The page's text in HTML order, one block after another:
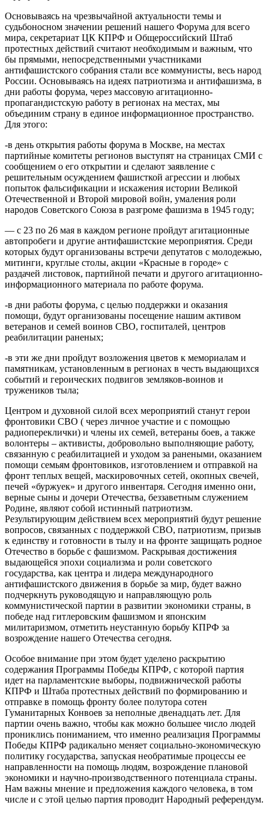
Основываясь на чрезвычайной актуальности темы и
судьбоносном значении решений нашего Форума для всего
мира, секретариат ЦК КПРФ и Общероссийский Штаб
протестных действий считают необходимым и важным, что
бы прямыми, непосредственными участниками
антифашистского собрания стали все коммунисты, весь народ
России. Основываясь на идеях патриотизма и антифашизма, в
дни работы форума, через массовую агитационно-
пропагандистскую работу в регионах на местах, мы
объединим страну в единое информационное пространство.
Для этого:
-в день открытия работы форума в Москве, на местах
партийные комитеты регионов выступят на страницах СМИ с
сообщением о его открытии и сделают заявление с
решительным осуждением фашисткой агрессии и любых
попыток фальсификации и искажения истории Великой
Отечественной и Второй мировой войн, умаления роли
народов Советского Союза в разгроме фашизма в 1945 году;
— с 23 по 26 мая в каждом регионе пройдут агитационные
автопробеги и другие антифашистские мероприятия. Среди
которых будут организованы встречи депутатов с молодежью,
митинги, круглые столы, акции «Красные в городе» с
раздачей листовок, партийной печати и другого агитационно-
информационного материала по работе форума.
-в дни работы форума, с целью поддержки и оказания
помощи, будут организованы посещение нашим активом
ветеранов и семей воинов СВО, госпиталей, центров
реабилитации раненых;
-в эти же дни пройдут возложения цветов к мемориалам и
памятникам, установленным в регионах в честь выдающихся
событий и героических подвигов земляков-воинов и
тружеников тыла;
Центром и духовной силой всех мероприятий станут герои
фронтовики СВО ( через личное участие и с помощью
радиопереклички) и члены их семей, ветераны боев, а также
волонтеры – активисты, добровольно выполняющие работу,
связанную с реабилитацией и уходом за ранеными, оказанием
помощи семьям фронтовиков, изготовлением и отправкой на
фронт теплых вещей, маскировочных сетей, окопных свечей,
печей «буржуек» и другого инвентаря. Сегодня именно они,
верные сыны и дочери Отечества, беззаветным служением
Родине, являют собой истинный патриотизм.
Результирующим действием всех мероприятий будут решение
вопросов, связанных с поддержкой СВО, патриотизм, призыв
к единству и готовности в тылу и на фронте защищать родное
Отечество в борьбе с фашизмом. Раскрывая достижения
выдающейся эпохи социализма и роли советского
государства, как центра и лидера международного
антифашистского движения в борьбе за мир, будет важно
подчеркнуть руководящую и направляющую роль
коммунистической партии в развитии экономики страны, в
победе над гитлеровским фашизмом и японским
милитаризмом, отметить неустанную борьбу КПРФ за
возрождение нашего Отечества сегодня.
Особое внимание при этом будет уделено раскрытию
содержания Программы Победы КПРФ, с которой партия
идет на парламентские выборы, подвижнической работы
КПРФ и Штаба протестных действий по формированию и
отправке в помощь фронту более полутора сотен
Гуманитарных Конвоев за неполные двенадцать лет. Для
партии очень важно, чтобы как можно большее число людей
прониклись пониманием, что именно реализация Программы
Победы КПРФ радикально меняет социально-экономическую
политику государства, запуская необратимые процессы ее
направленности на помощь людям, возрождение плановой
экономики и научно-производственного потенциала страны.
Нам важны мнение и предложения каждого человека, в том
числе и с этой целью партия проводит Народный референдум.